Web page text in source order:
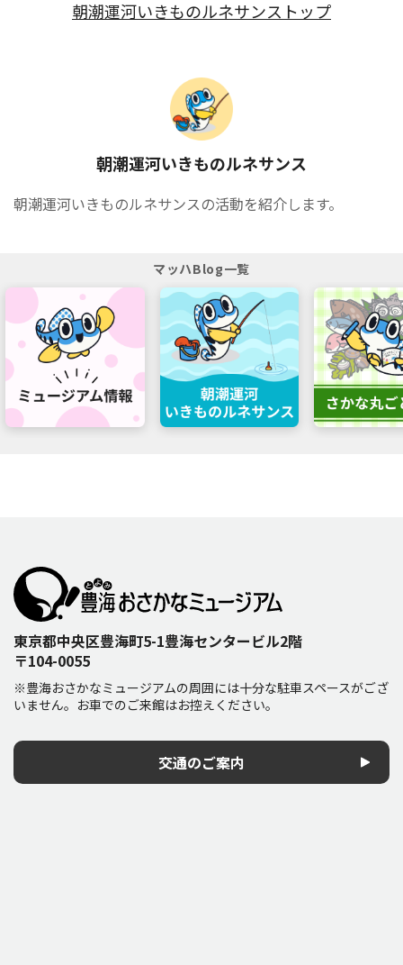
朝潮運河いきものルネサンストップ
朝潮運河いきものルネサンス
朝潮運河いきものルネサンスの活動を紹介します。
マッハBlog一覧
東京都中央区豊海町5-1豊海センタービル2階
〒104-0055
※豊海おさかなミュージアムの周囲には十分な駐車スペースがござ
いません。お車でのご来館はお控えください。
交通のご案内